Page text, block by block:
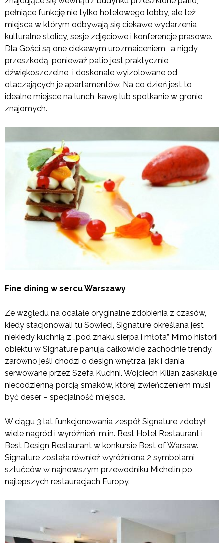
pełniące funkcję nie tylko hotelowego lobby, ale też
miejsca w którym odbywają się ciekawe wydarzenia
kulturalne stolicy, sesje zdjęciowe i konferencje prasowe.
Dla Gości są one ciekawym urozmaiceniem, a nigdy
przeszkodą, ponieważ patio jest praktycznie
dźwiękoszczelne i doskonale wyizolowane od
otaczających je apartamentów. Na co dzień jest to
idealne miejsce na lunch, kawę lub spotkanie w gronie
znajomych.
Fine dining w sercu Warszawy
Ze względu na ocalałe oryginalne zdobienia z czasów,
kiedy stacjonowali tu Sowieci, Signature określana jest
niekiedy kuchnią z „pod znaku sierpa i młota” Mimo historii
obiektu w Signature panują całkowicie zachodnie trendy,
zarówno jeśli chodzi o design wnętrza, jak i dania
serwowane przez Szefa Kuchni. Wojciech Kilian zaskakuje
niecodzienną porcją smaków, której zwieńczeniem musi
być deser – specjalność miejsca.
W ciągu 3 lat funkcjonowania zespół Signature zdobył
wiele nagród i wyróżnień, m.in. Best Hotel Restaurant i
Best Design Restaurant w konkursie Best of Warsaw.
Signature została również wyróżniona 2 symbolami
sztućców w najnowszym przewodniku Michelin po
najlepszych restauracjach Europy.